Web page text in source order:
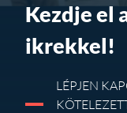
Kezdje el
ikrekkel!
LÉPJEN